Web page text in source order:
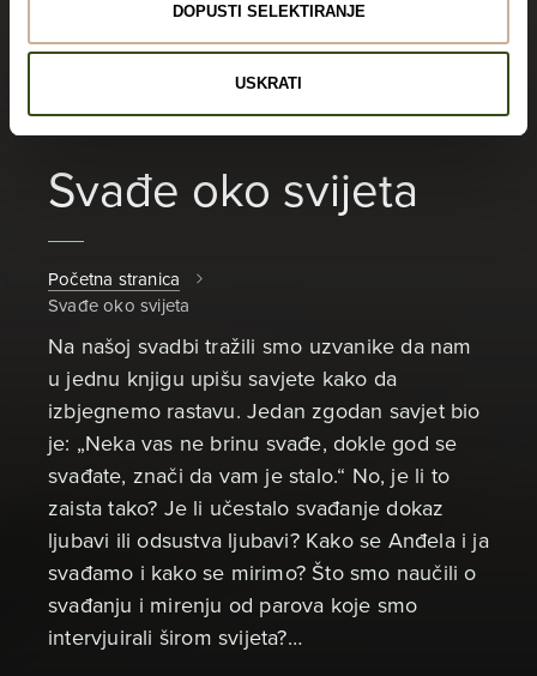
DOPUSTI SELEKTIRANJE
USKRATI
Svađe oko svijeta
Početna stranica
Svađe oko svijeta
Na našoj svadbi tražili smo uzvanike da nam
u jednu knjigu upišu savjete kako da
izbjegnemo rastavu. Jedan zgodan savjet bio
je: „Neka vas ne brinu svađe, dokle god se
svađate, znači da vam je stalo.“ No, je li to
zaista tako? Je li učestalo svađanje dokaz
ljubavi ili odsustva ljubavi? Kako se Anđela i ja
svađamo i kako se mirimo? Što smo naučili o
svađanju i mirenju od parova koje smo
intervjuirali širom svijeta?…